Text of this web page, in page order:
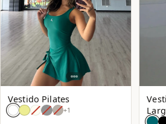
Vestido Pilates
Crema:
agotado
Negro:
agotado
CAFÉ
OSCURO:
+1